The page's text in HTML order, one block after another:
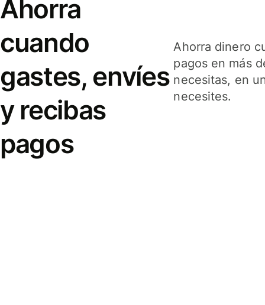
Ahorra
cuando
gastes, envíes
y recibas
pagos
Ahorra dinero
pagos en más
necesitas, en
necesites.